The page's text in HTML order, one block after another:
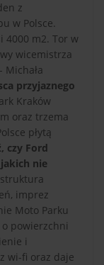
z
w Polsce.
4000 m2. Tor w
wicemistrza
Michała
przyjaznego
Kraków
oraz trzema
płytą
czy Ford
nie
imprez
Moto Parku
powierzchni
i
wi-fi oraz daje